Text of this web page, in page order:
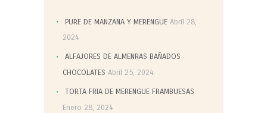
PURE DE MANZANA Y MERENGUE Abril 28,
2024
ALFAJORES DE ALMENRAS BAÑADOS
CHOCOLATES Abril 25, 2024
TORTA FRIA DE MERENGUE FRAMBUESAS
Enero 28, 2024